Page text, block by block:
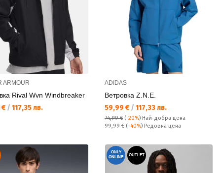
ARMOUR
Rival Wvn Windbreaker
цена:
€ / 117,35 лв.
ADIDAS
Ветровка Z.N.E.
Текуща цена:
59,99 € / 117,33 лв.
74,99 € (-20%) Най-добра цена
Редовна цена:
99,99 € (-40%) Редовна цена
ONLY
ONLINE
OUTLET